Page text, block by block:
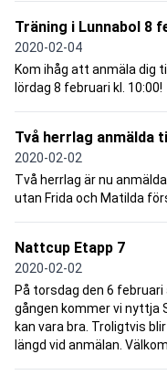
Träning i Lunnabol 8
2020-02-04
Kom ihåg att anmäla dig
lördag 8 februari kl. 10:00!
Två herrlag anmälda
2020-02-02
Två herrlag är nu
utan Frida och Matilda
Nattcup Etapp 7
2020-02-02
På torsdag den 6
gången kommer vi nyttja
kan vara bra. Troligtvis
längd vid anmälan.